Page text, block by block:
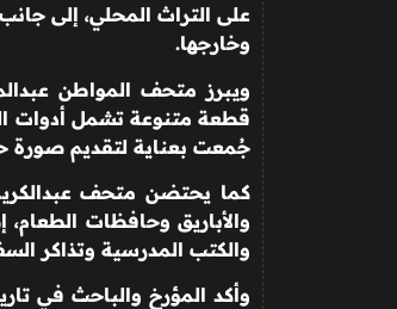
على التراث المحلي، إلى
وخارجها.
قطعة متنوعة تشمل أدوات
جُمعت بعناية لتقديم صورة
والأباريق وحافظات
والكتب المدرسية وتذاكر
وأكد المؤرخ والباحث في